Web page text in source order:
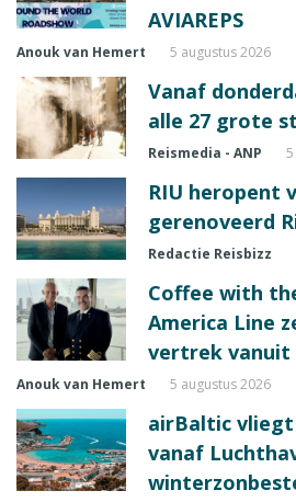
AVIAREPS
Anouk van Hemert 5 augustus 2026
Vanaf
alle 27 grote
Reismedia - ANP
RIU heropent
gerenoveerd
Redactie Reisbizz
Coffee with
America Line
vertrek vanuit
Anouk van Hemert 5 augustus 2026
airBaltic
vanaf